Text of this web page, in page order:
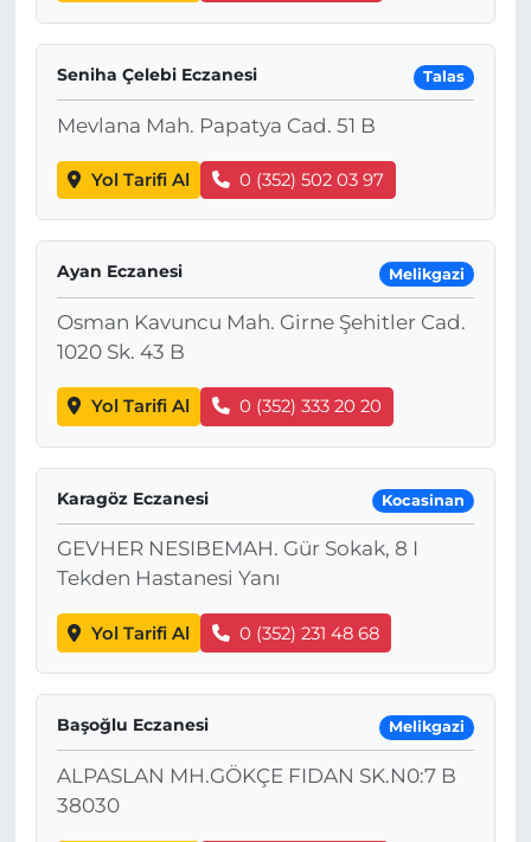
Seniha Çelebi Eczanesi Talas
Mevlana Mah. Papatya Cad. 51 B
Yol Tarifi Al 0 (352) 502 03 97
Ayan Eczanesi Melikgazi
Osman Kavuncu Mah. Girne Şehitler Cad.
1020 Sk. 43 B
Yol Tarifi Al 0 (352) 333 20 20
Karagöz Eczanesi Kocasinan
GEVHER NESIBEMAH. Gür Sokak, 8 I
Tekden Hastanesi Yanı
Yol Tarifi Al 0 (352) 231 48 68
Başoğlu Eczanesi Melikgazi
ALPASLAN MH.GÖKÇE FIDAN SK.N0:7 B
38030